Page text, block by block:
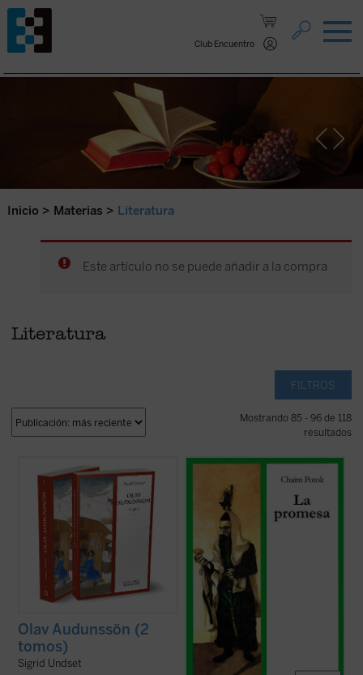
Club Encuentro
Saltar al contenido.
Inicio > Materias > Literatura
Este artículo no se puede añadir a la compra
Literatura
FILTROS
Mostrando 85 - 96 de 118
resultados
Sigrid Undset se sumergió en los
documentos legales, religiosos e históricos
de la Noruega medieval para crear en
Audunssøn
retratos notablemente
auténticos y convincentes de la vida
noruega en la Edad Media, presentando un
mundo ...
(ver ficha)
Olav Audunssön (2
tomos)
Sigrid Undset
contra de todo aquello en lo que has creído
hasta el momento? ¿Es verdadera una
religión que puede llegar a hacer enfermar
gravemente a un niño por su causa? ¿Es
malvada esa religión o son las ...